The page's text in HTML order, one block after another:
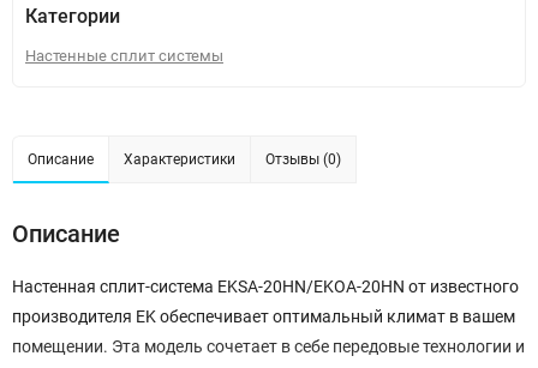
Категории
Настенные сплит системы
Описание Характеристики Отзывы (0)
Описание
Настенная сплит-система EKSA-20HN/EKOA-20HN от известного
производителя EK обеспечивает оптимальный климат в вашем
помещении. Эта модель сочетает в себе передовые технологии и